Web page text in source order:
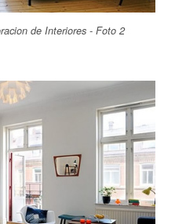
de Interiores - Foto 2